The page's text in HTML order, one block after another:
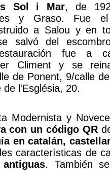
Sol i Mar, de
y Graso. Fue
a Salou y en
salvó del
fue a
Climent y se
de Ponent, 9/calle
l'Església, 20.
Modernista y
con un código QR
en catalán,
características de
. También